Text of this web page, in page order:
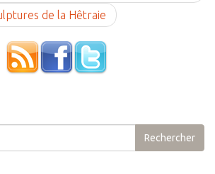
de la Hêtraie
Rechercher